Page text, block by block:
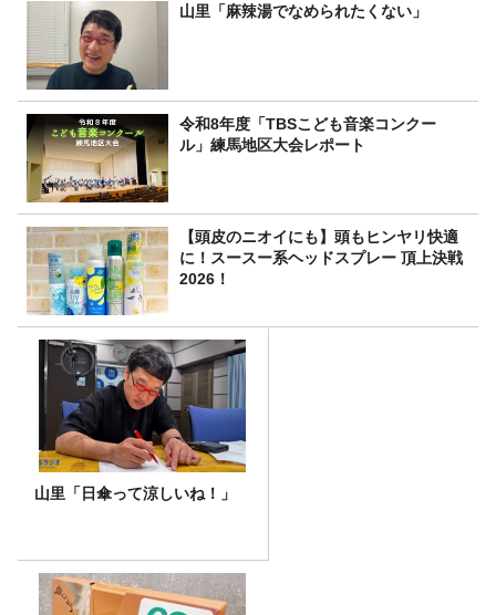
山里「麻辣湯でなめられたくない」
令和8年度「TBSこども音楽コンクー
ル」練馬地区大会レポート
【頭皮のニオイにも】頭もヒンヤリ快適
に！スースー系ヘッドスプレー 頂上決戦
2026！
山里「日傘って涼しいね！」